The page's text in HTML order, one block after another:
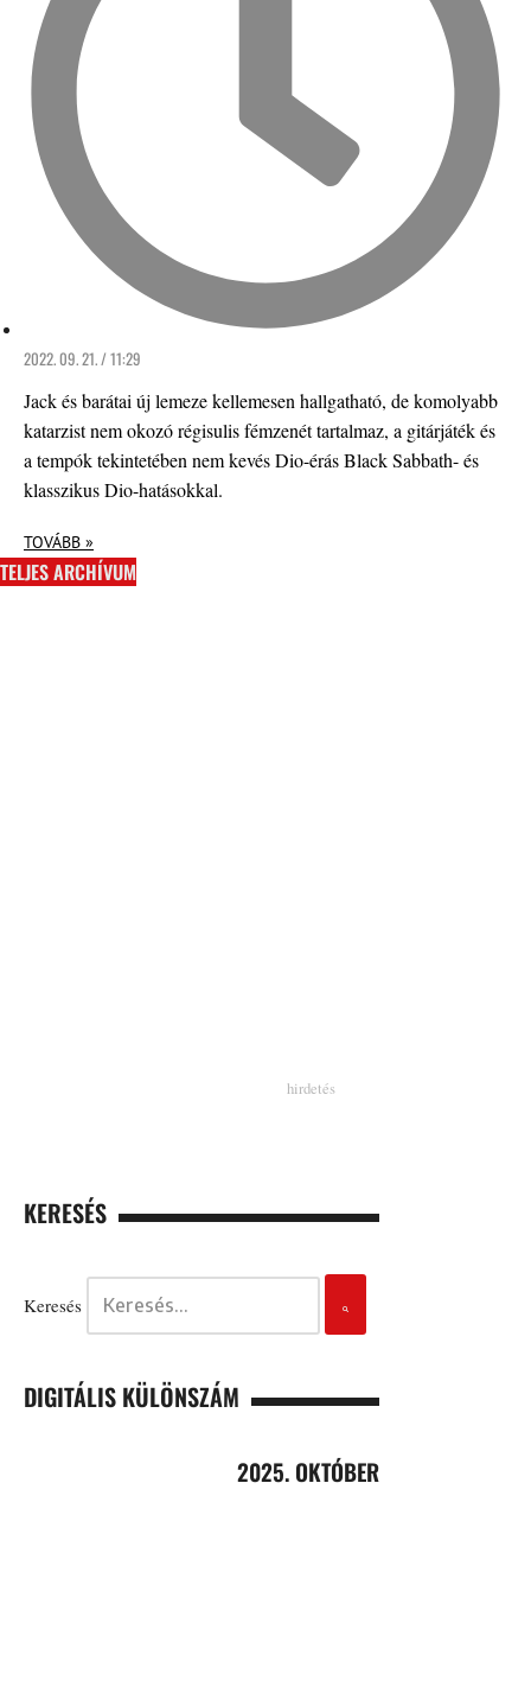
2022. 09. 21. / 11:29
Jack és barátai új lemeze kellemesen hallgatható, de komolyabb
katarzist nem okozó régisulis fémzenét tartalmaz, a gitárjáték és
a tempók tekintetében nem kevés Dio-érás Black Sabbath- és
klasszikus Dio-hatásokkal.
TOVÁBB »
TELJES ARCHÍVUM
KERESÉS
Keresés
DIGITÁLIS KÜLÖNSZÁM
2025. OKTÓBER